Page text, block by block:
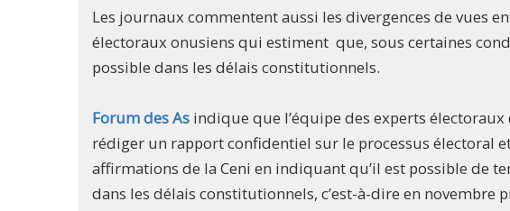
Les journaux commentent aussi les divergences de vues
électoraux onusiens qui estiment que, sous certaines
possible dans les délais constitutionnels.
Forum des As indique que l’équipe des experts électoraux
rédiger un rapport confidentiel sur le processus électoral
affirmations de la Ceni en indiquant qu’il est possible de
dans les délais constitutionnels, c’est-à-dire en novembre